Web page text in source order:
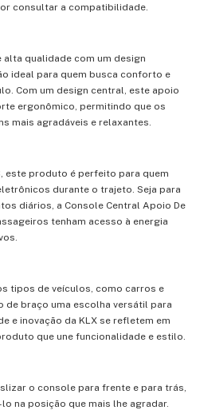
consultar a compatibilidade.
alta qualidade com um design
ideal para quem busca conforto e
Com um design central, este apoio
ergonômico, permitindo que os
mais agradáveis e relaxantes.
este produto é perfeito para quem
durante o trajeto. Seja para
diários, a Console Central Apoio De
tenham acesso à energia
tipos de veículos, como carros e
de braço uma escolha versátil para
e inovação da KLX se refletem em
que une funcionalidade e estilo.
o console para frente e para trás,
na posição que mais lhe agradar.